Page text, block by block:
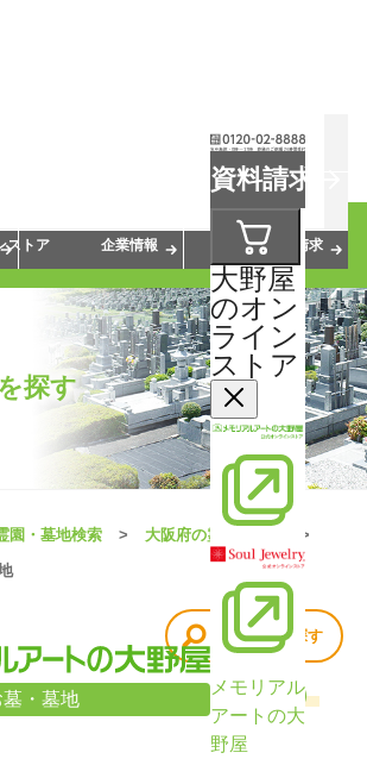
墓・墓地
資料請求
大野屋
のオン
ライン
ストア
メモリアル
アートの大
野屋
会員サービス
ストア
企業情報 資料請求
探す
園・墓地検索
大阪府の霊園・墓地
市の霊園・墓地検索結果（2件）
他の条件で探す